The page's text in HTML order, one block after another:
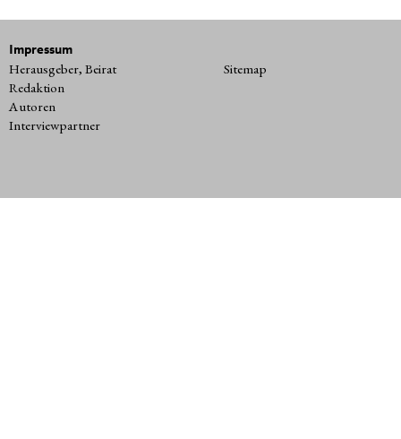
Impressum
Herausgeber, Beirat
Redaktion
Autoren
Interviewpartner
Sitemap